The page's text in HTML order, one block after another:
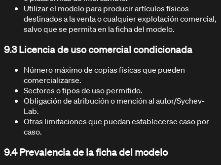
Utilizar el modelo para producir artículos físicos
destinados a la venta o cualquier explotación comercial,
salvo que se permita en la ficha del modelo.
9.3 Licencia de uso comercial condicionada
Número máximo de copias físicas que pueden
comercializarse.
Sectores o tipos de uso permitido.
Obligación de atribución o mención al autor/Sychev-
Lab.
Otras limitaciones que puedan establecerse caso por
caso.
9.4 Prevalencia de la ficha del modelo